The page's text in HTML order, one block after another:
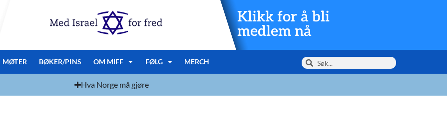
Klikk for å bli
medlem nå
MØTER BØKER/PINS OM MIFF FØLG MERCH
Hva Norge må gjøre